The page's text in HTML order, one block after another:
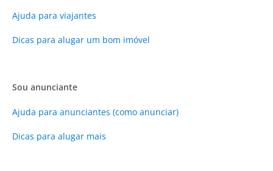
Ajuda para viajantes
Dicas para alugar um bom imóvel
Sou anunciante
Ajuda para anunciantes (como anunciar)
Dicas para alugar mais